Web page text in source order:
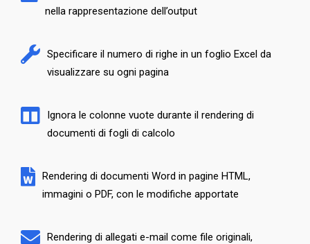
nella rappresentazione dell’output
Specificare il numero di righe in un foglio Excel da
visualizzare su ogni pagina
Ignora le colonne vuote durante il rendering di
documenti di fogli di calcolo
Rendering di documenti Word in pagine HTML,
immagini o PDF, con le modifiche apportate
Rendering di allegati e-mail come file originali,